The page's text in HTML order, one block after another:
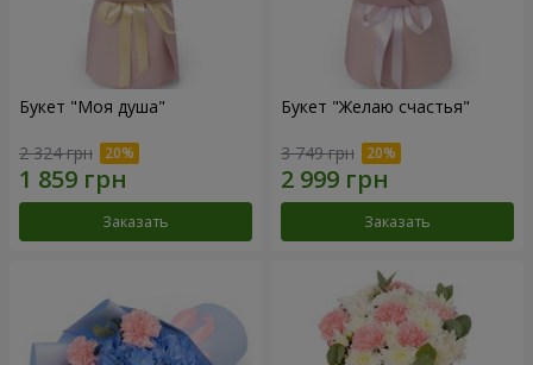
Букет "Моя душа"
2 324 грн
Заказать
Букет "Желаю счастья"
3 749 грн
Заказать